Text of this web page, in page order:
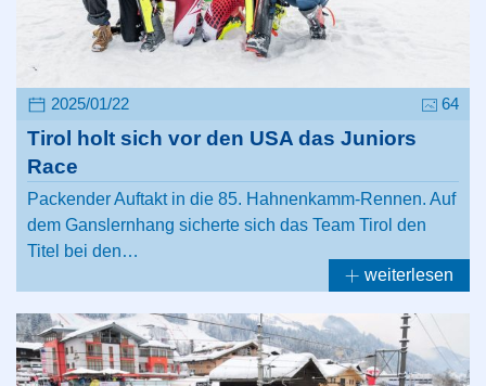
2025/01/22 64
Tirol holt sich vor den USA das Juniors
Race
Packender Auftakt in die 85. Hahnenkamm-Rennen. Auf
dem Ganslernhang sicherte sich das Team Tirol den
Titel bei den…
weiterlesen